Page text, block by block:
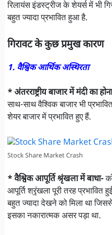
रिलायंस इंडस्ट्रीज के शेयर्स में भी
बहुत ज्यादा प्रभावित हुआ है.
गिरावट के कुछ प्रमुख कारण
1. वैश्विक आर्थिक अस्थिरता
* अंतरराष्ट्रीय बाजार में मंदी का
साथ-साथ वैश्विक बाजार भी
शेयर बाजार में प्रभावित हुए हैं.
Stock Share Market Crash
* वैश्विक आपूर्ति श्रृंखला में बाधा-
आपूर्ति श्रृंखला पूरी तरह प्रभावित
बहुत ज्यादा देखने को मिला था
इसका नकारात्मक असर पड़ा था.